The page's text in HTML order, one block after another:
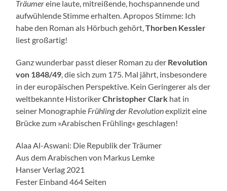
Träumereine laute, mitreißende, hochspannende und
aufwühlende Stimme erhalten. Apropos Stimme: Ich
habe den Roman als Hörbuch gehört,Thorben Kessler
liest großartig!
Ganz wunderbar passt dieser Roman zu der Revolution
von 1848/49, die sich zum 175. Mal jährt, insbesondere
in der europäischen Perspektive. Kein Geringerer als der
weltbekannte HistorikerChristopher Clark hat in
seiner Monographie Frühling der Revolutionexplizit eine
Brücke zum »Arabischen Frühling« geschlagen!
Alaa Al-Aswani: Die Republik der Träumer
Aus dem Arabischen von Markus Lemke
Hanser Verlag 2021
Fester Einband 464 Seiten